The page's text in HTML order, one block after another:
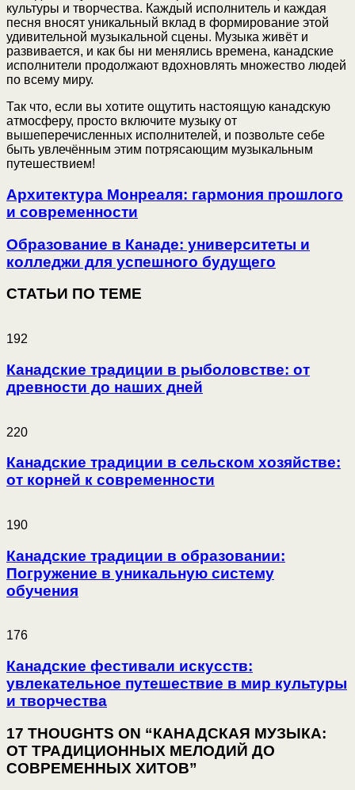
культуры и творчества. Каждый исполнитель и каждая
песня вносят уникальный вклад в формирование этой
удивительной музыкальной сцены. Музыка живёт и
развивается, и как бы ни менялись времена, канадские
исполнители продолжают вдохновлять множество людей
по всему миру.
Так что, если вы хотите ощутить настоящую канадскую
атмосферу, просто включите музыку от
вышеперечисленных исполнителей, и позвольте себе
быть увлечённым этим потрясающим музыкальным
путешествием!
Архитектура Монреаля: гармония прошлого
и современности
Образование в Канаде: университеты и
колледжи для успешного будущего
СТАТЬИ ПО ТЕМЕ
192
Канадские традиции в рыболовстве: от
древности до наших дней
220
Канадские традиции в сельском хозяйстве:
от корней к современности
190
Канадские традиции в образовании:
Погружение в уникальную систему
обучения
176
Канадские фестивали искусств:
увлекательное путешествие в мир культуры
и творчества
17 THOUGHTS ON “КАНАДСКАЯ МУЗЫКА:
ОТ ТРАДИЦИОННЫХ МЕЛОДИЙ ДО
СОВРЕМЕННЫХ ХИТОВ”